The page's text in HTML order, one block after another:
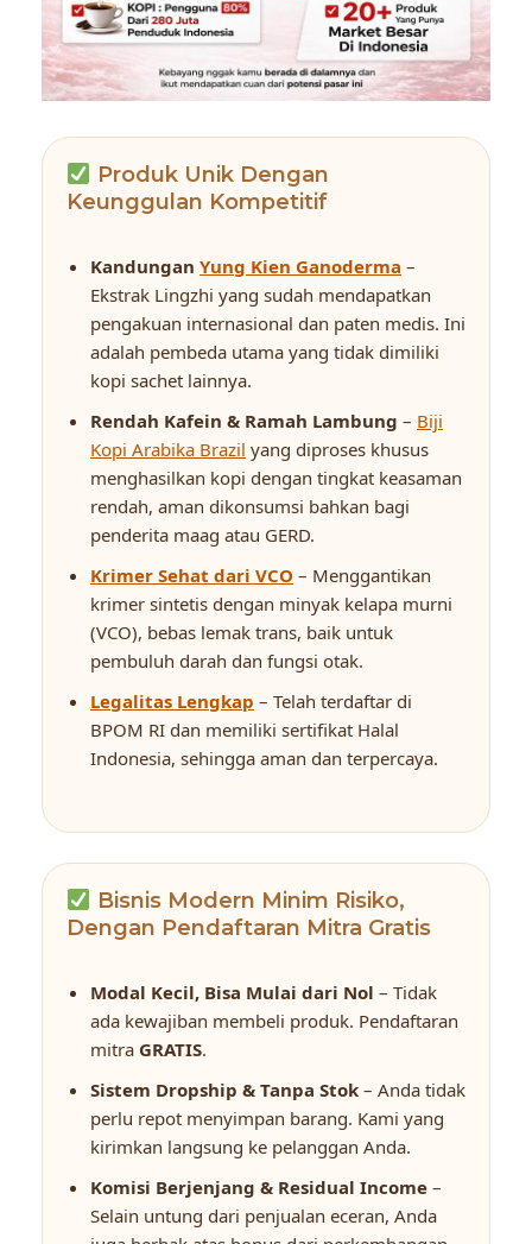
Produk Unik Dengan
Keunggulan Kompetitif
Kandungan Yung Kien Ganoderma –
Ekstrak Lingzhi yang sudah mendapatkan
pengakuan internasional dan paten medis. Ini
adalah pembeda utama yang tidak dimiliki
kopi sachet lainnya.
Rendah Kafein & Ramah Lambung – Biji
Kopi Arabika Brazil yang diproses khusus
menghasilkan kopi dengan tingkat keasaman
rendah, aman dikonsumsi bahkan bagi
penderita maag atau GERD.
Krimer Sehat dari VCO – Menggantikan
krimer sintetis dengan minyak kelapa murni
(VCO), bebas lemak trans, baik untuk
pembuluh darah dan fungsi otak.
Legalitas Lengkap – Telah terdaftar di
BPOM RI dan memiliki sertifikat Halal
Indonesia, sehingga aman dan terpercaya.
Bisnis Modern Minim Risiko,
Dengan Pendaftaran Mitra Gratis
Modal Kecil, Bisa Mulai dari Nol – Tidak
ada kewajiban membeli produk. Pendaftaran
mitra GRATIS.
Sistem Dropship & Tanpa Stok – Anda tidak
perlu repot menyimpan barang. Kami yang
kirimkan langsung ke pelanggan Anda.
Komisi Berjenjang & Residual Income –
Selain untung dari penjualan eceran, Anda